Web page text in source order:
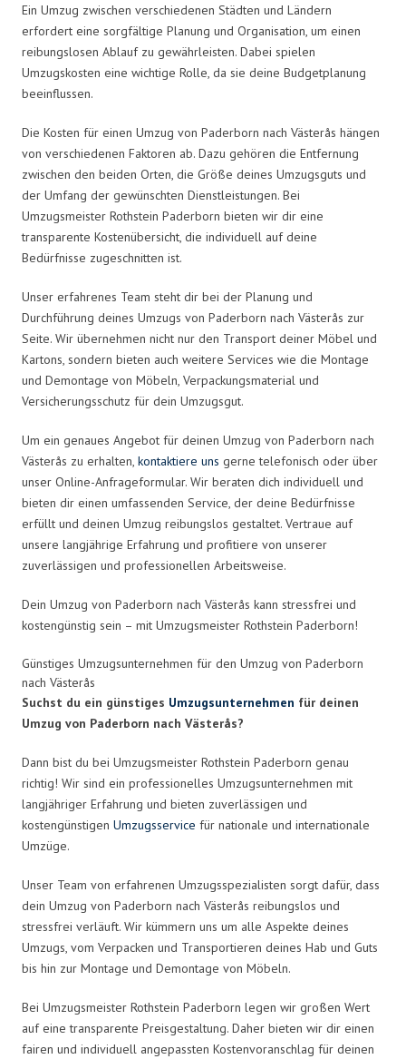
Ein Umzug zwischen verschiedenen Städten und Ländern
erfordert eine sorgfältige Planung und Organisation, um einen
reibungslosen Ablauf zu gewährleisten. Dabei spielen
Umzugskosten eine wichtige Rolle, da sie deine Budgetplanung
beeinflussen.
Die Kosten für einen Umzug von Paderborn nach Västerås hängen
von verschiedenen Faktoren ab. Dazu gehören die Entfernung
zwischen den beiden Orten, die Größe deines Umzugsguts und
der Umfang der gewünschten Dienstleistungen. Bei
Umzugsmeister Rothstein Paderborn bieten wir dir eine
transparente Kostenübersicht, die individuell auf deine
Bedürfnisse zugeschnitten ist.
Unser erfahrenes Team steht dir bei der Planung und
Durchführung deines Umzugs von Paderborn nach Västerås zur
Seite. Wir übernehmen nicht nur den Transport deiner Möbel und
Kartons, sondern bieten auch weitere Services wie die Montage
und Demontage von Möbeln, Verpackungsmaterial und
Versicherungsschutz für dein Umzugsgut.
Um ein genaues Angebot für deinen Umzug von Paderborn nach
Västerås zu erhalten, kontaktiere uns gerne telefonisch oder über
unser Online-Anfrageformular. Wir beraten dich individuell und
bieten dir einen umfassenden Service, der deine Bedürfnisse
erfüllt und deinen Umzug reibungslos gestaltet. Vertraue auf
unsere langjährige Erfahrung und profitiere von unserer
zuverlässigen und professionellen Arbeitsweise.
Dein Umzug von Paderborn nach Västerås kann stressfrei und
kostengünstig sein – mit Umzugsmeister Rothstein Paderborn!
Günstiges Umzugsunternehmen für den Umzug von Paderborn
nach Västerås
Suchst du ein günstiges Umzugsunternehmen für deinen
Umzug von Paderborn nach Västerås?
Dann bist du bei Umzugsmeister Rothstein Paderborn genau
richtig! Wir sind ein professionelles Umzugsunternehmen mit
langjähriger Erfahrung und bieten zuverlässigen und
kostengünstigen Umzugsservice für nationale und internationale
Umzüge.
Unser Team von erfahrenen Umzugsspezialisten sorgt dafür, dass
dein Umzug von Paderborn nach Västerås reibungslos und
stressfrei verläuft. Wir kümmern uns um alle Aspekte deines
Umzugs, vom Verpacken und Transportieren deines Hab und Guts
bis hin zur Montage und Demontage von Möbeln.
Bei Umzugsmeister Rothstein Paderborn legen wir großen Wert
auf eine transparente Preisgestaltung. Daher bieten wir dir einen
fairen und individuell angepassten Kostenvoranschlag für deinen